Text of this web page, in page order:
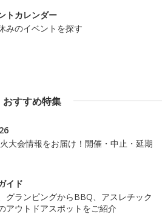
トカレンダー
みのイベントを探す
おすすめ特集
大会情報をお届け！開催・中止・延期
イド
グランピングからBBQ、アスレチック
アウトドアスポットをご紹介